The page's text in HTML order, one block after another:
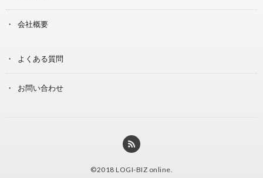
会社概要
よくある質問
お問い合わせ
©2018 LOGI-BIZ online